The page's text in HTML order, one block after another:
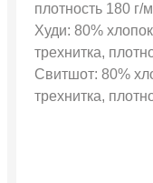
плотность 180 г/
Худи: 80%
трехнитка,
Свитшот: 80%
трехнитка,